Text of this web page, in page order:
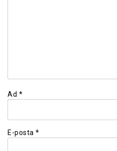
Ad *
E-posta *